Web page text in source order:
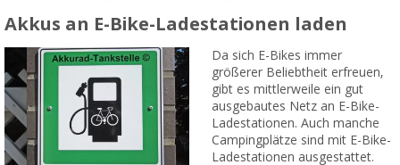
Akkus an E-Bike-Ladestationen laden
Da sich E-Bikes immer
größerer Beliebtheit erfreuen,
gibt es mittlerweile ein gut
ausgebautes Netz an E-Bike-
Ladestationen. Auch manche
Campingplätze sind mit E-Bike-
Ladestationen ausgestattet.